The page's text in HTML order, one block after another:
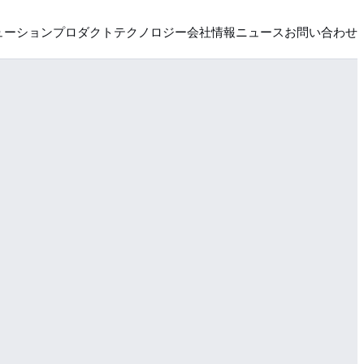
ーションプロダクト テクノロジー会社情報ニュースお問い合わせ